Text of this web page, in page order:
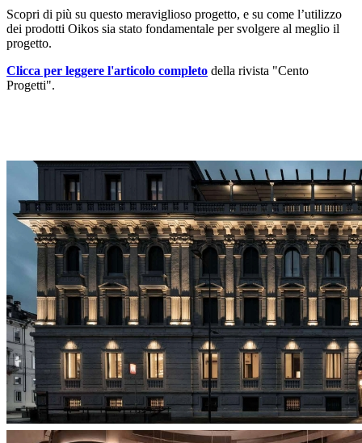
Scopri di più su questo meraviglioso progetto, e su come l’utilizzo
dei prodotti Oikos sia stato fondamentale per svolgere al meglio il
progetto.
Clicca per leggere l'articolo completo della rivista "Cento
Progetti".